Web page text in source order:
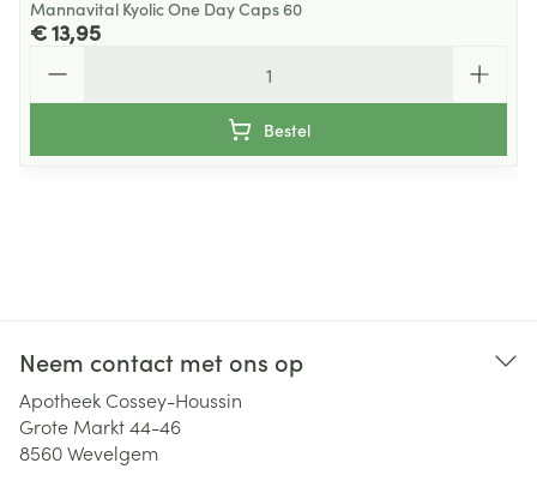
Mannavital Kyolic One Day Caps 60
€ 13,95
Bestel
Neem contact met ons op
Apotheek Cossey-Houssin
Grote Markt 44-46
8560Wevelgem